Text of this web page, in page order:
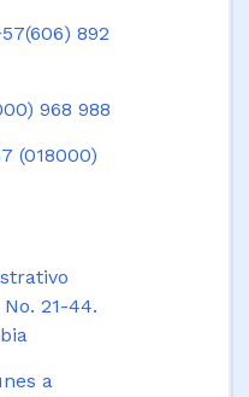
892
968 988
(018000)
21-44.
a